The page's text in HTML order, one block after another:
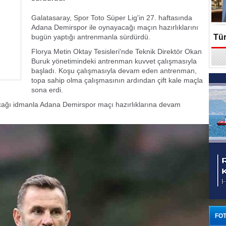
Galatasaray, Spor Toto Süper Lig'in 27. haftasında
Adana Demirspor ile oynayacağı maçın hazırlıklarını
bugün yaptığı antrenmanla sürdürdü.
Florya Metin Oktay Tesisleri'nde Teknik Direktör Okan
Buruk yönetimindeki antrenman kuvvet çalışmasıyla
başladı. Koşu çalışmasıyla devam eden antrenman,
topa sahip olma çalışmasının ardından çift kale maçla
sona erdi.
idmanla Adana Demirspor maçı hazırlıklarına devam